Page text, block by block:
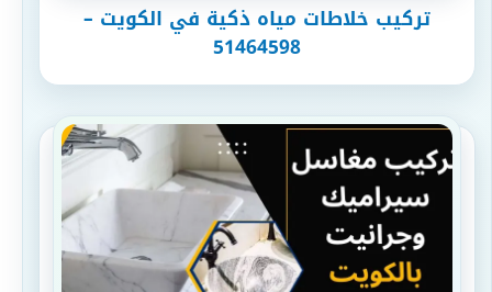
تركيب خلاطات مياه ذكية في الكويت –
51464598